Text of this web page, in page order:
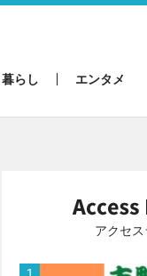
暮らし エンタメ
アクセ